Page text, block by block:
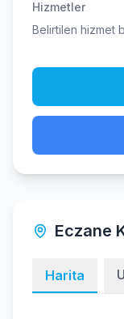
Hizmetler
Belirtilen hizmet
Eczane
Harita